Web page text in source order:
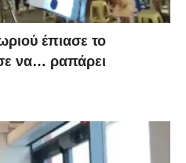
έπιασε το
να… ραπάρει